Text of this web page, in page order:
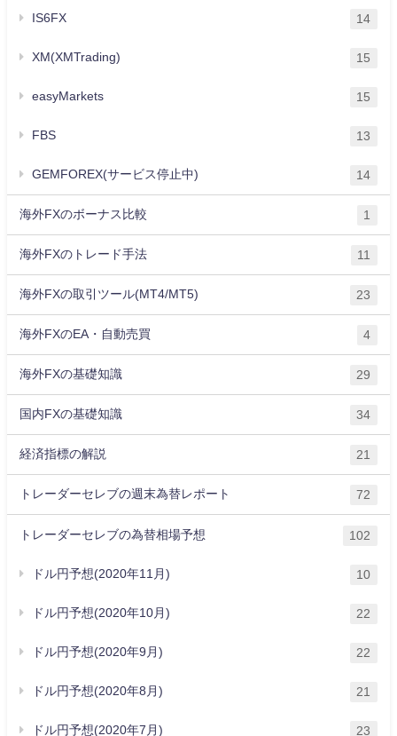
IS6FX 14
XM(XMTrading) 15
easyMarkets 15
FBS 13
GEMFOREX(サービス停止中) 14
海外FXのボーナス比較 1
海外FXのトレード手法 11
海外FXの取引ツール(MT4/MT5) 23
海外FXのEA・自動売買 4
海外FXの基礎知識 29
国内FXの基礎知識 34
経済指標の解説 21
トレーダーセレブの週末為替レポート 72
トレーダーセレブの為替相場予想 102
ドル円予想(2020年11月) 10
ドル円予想(2020年10月) 22
ドル円予想(2020年9月) 22
ドル円予想(2020年8月) 21
ドル円予想(2020年7月) 23